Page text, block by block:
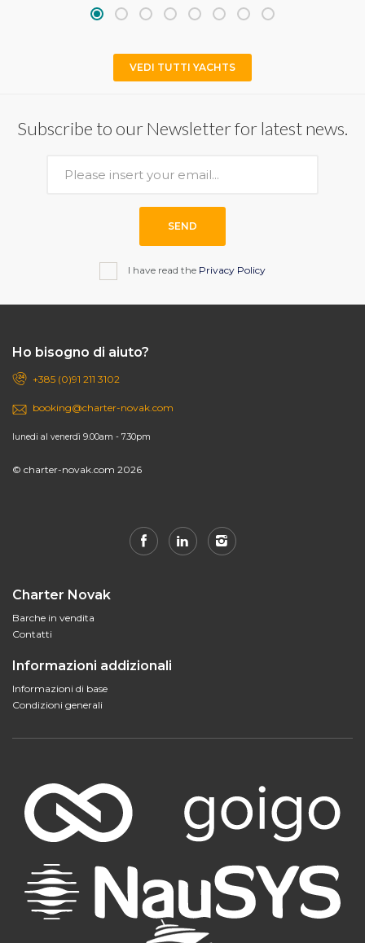
VEDI TUTTI YACHTS
Subscribe to our Newsletter for latest news.
SEND
I have read the Privacy Policy
Ho bisogno di aiuto?
+385 (0)91 211 3102
booking@charter-novak.com
lunedi al venerdì 9.00am - 7.30pm
© charter-novak.com 2026
Charter Novak
Barche in vendita
Contatti
Informazioni addizionali
Informazioni di base
Condizioni generali